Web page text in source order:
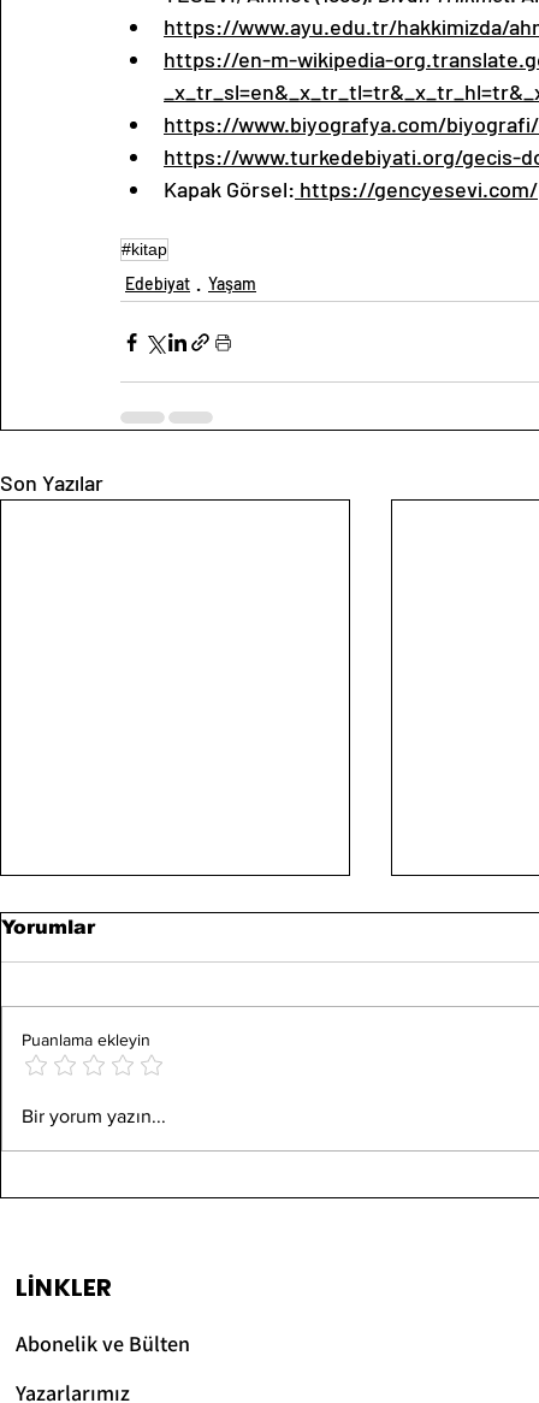
https://www.ayu.edu.tr/hakkimizda/
https://en-m-wikipedia-
https://www.biyografya.com/
https://www.turkedebiyati.org/gecis-
Kapak Görsel: https://
#kitap
Edebiyat Yaşam
Son Yazılar
Alışkanlıklar Beyinde
Dijital
Yorumlar
Puanlama ekleyin
Bir yorum yazın...
LİNKLER
Abonelik ve Bülten
Yazarlarımız